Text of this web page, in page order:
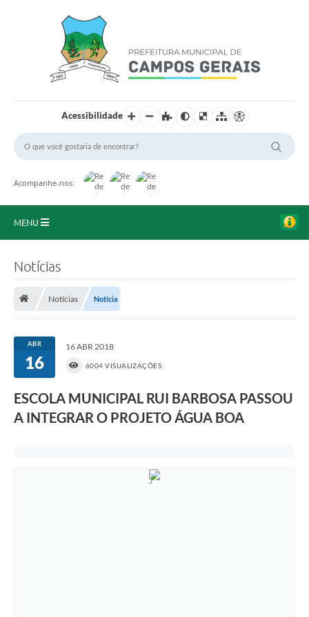
Acessibilidade
Acompanhe-nos:
MENU
Portal da Transparência
Secretarias
Notícias
Notícias Notícia
ABR
16
16 ABR 2018
6004 VISUALIZAÇÕES
ESCOLA MUNICIPAL RUI BARBOSA PASSOU
A INTEGRAR O PROJETO ÁGUA BOA